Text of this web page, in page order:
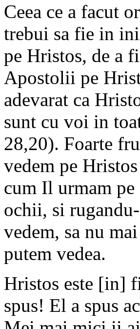
Ceea ce a facut
trebui sa fie in
pe Hristos, de a
Apostolii pe
adevarat ca
sunt cu voi in
28,20). Foarte
vedem pe
cum Il urmam pe
ochii, si
vedem, sa nu
putem vedea.
Hristos este [in]
spus! El a spus